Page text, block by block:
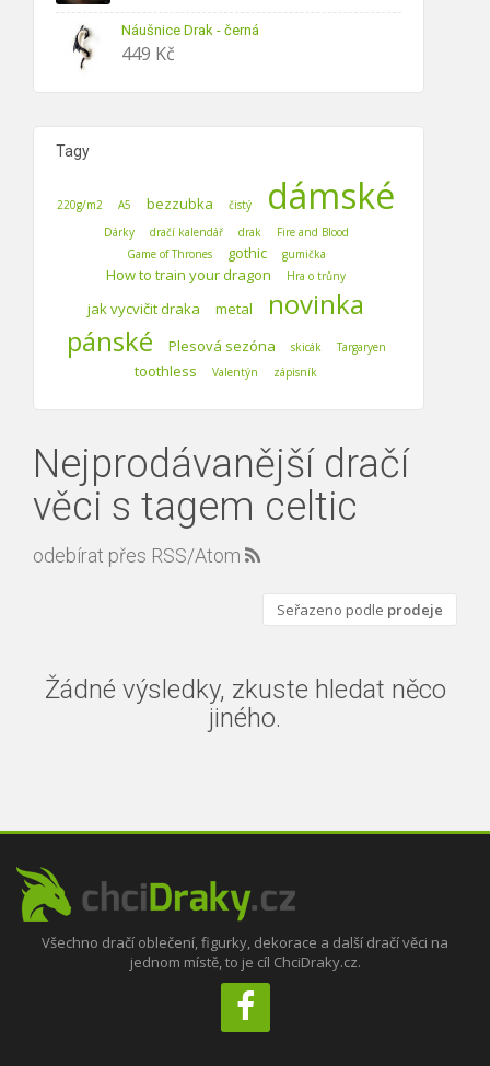
Náušnice Drak - černá
449 Kč
Tagy
220g/m2 A5 bezzubka čistý dámské
Dárky dračí kalendář drak
Fire and Blood
Game of Thrones
gothic gumička
How to train your dragon Hra o trůny
jak vycvičit draka metal
novinka
pánské
Plesová sezóna skicák Targaryen
toothless Valentýn zápisník
Nejprodávanější dračí
věci s tagem celtic
odebírat přes RSS/Atom
Seřazeno podle prodeje
Žádné výsledky, zkuste hledat něco
jiného.
Všechno dračí oblečení, figurky, dekorace a další dračí věci na
jednom místě, to je cíl ChciDraky.cz.